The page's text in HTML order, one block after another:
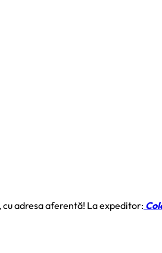
cu adresa aferentă! La expeditor: